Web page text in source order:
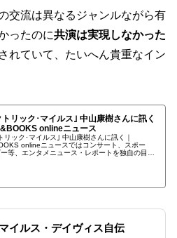
交流は異なるジャンルながら有
ったのに共演は実現しなかった
れていて、たいへん貴重なイン
トリック･マイルス｣ 中山康樹さんに訊く
onlineニュース
リック･マイルス｣ 中山康樹さんに訊く｜
onlineニュースではコンサート、スポー
等、エンタメニュース・レポートを独自の目線
マイルス・デイヴィス自伝